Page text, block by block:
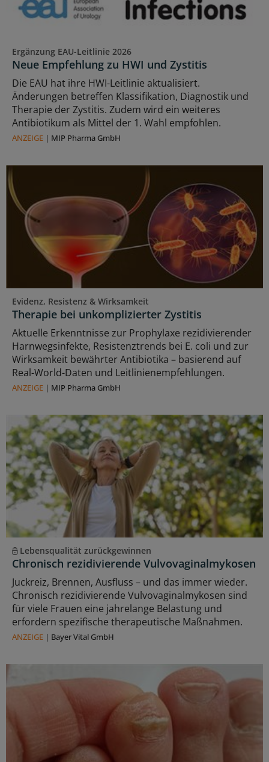
Ergänzung EAU-Leitlinie 2026
Neue Empfehlung zu HWI und Zystitis
Die EAU hat ihre HWI-Leitlinie aktualisiert.
Änderungen betreffen Klassifikation, Diagnostik und
Therapie der Zystitis. Zudem wird ein weiteres
Antibiotikum als Mittel der 1. Wahl empfohlen.
ANZEIGE | MIP Pharma GmbH
Evidenz, Resistenz & Wirksamkeit
Therapie bei unkomplizierter Zystitis
Aktuelle Erkenntnisse zur Prophylaxe rezidivierender
Harnwegsinfekte, Resistenztrends bei E. coli und zur
Wirksamkeit bewährter Antibiotika – basierend auf
Real-World-Daten und Leitlinienempfehlungen.
ANZEIGE | MIP Pharma GmbH
Lebensqualität zurückgewinnen
Chronisch rezidivierende Vulvovaginalmykosen
Juckreiz, Brennen, Ausfluss – und das immer wieder.
Chronisch rezidivierende Vulvovaginalmykosen sind
für viele Frauen eine jahrelange Belastung und
erfordern spezifische therapeutische Maßnahmen.
ANZEIGE | Bayer Vital GmbH